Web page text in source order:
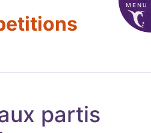
MENU
partis